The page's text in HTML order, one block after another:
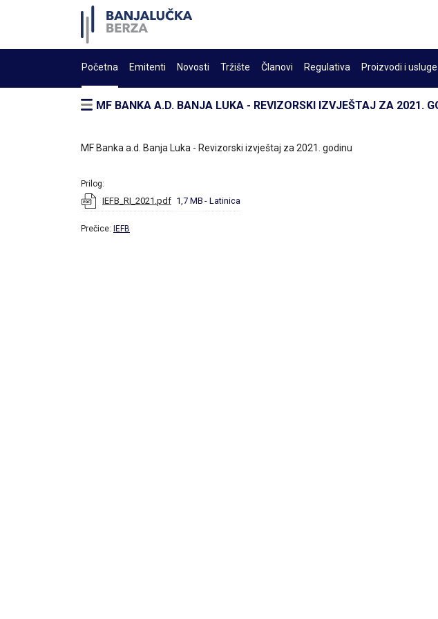
Početna Emitenti Novosti Tržište Članovi Regulativa Proizvodi i usluge
MF BANKA A.D. BANJA LUKA - REVIZORSKI IZVJEŠTAJ ZA 2021.
MF Banka a.d. Banja Luka - Revizorski izvještaj za 2021. godinu
Prilog:
IEFB_RI_2021.pdf 1,7 MB - Latinica
Prečice: IEFB